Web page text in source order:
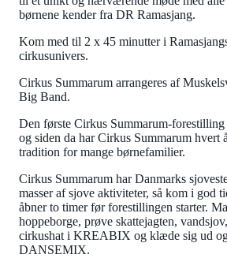
børnene kender fra DR Ramasjang.
Kom med til 2 x 45 minutter i
cirkusunivers.
Cirkus Summarum arrangeres af
Big Band.
Den første Cirkus Summarum-
og siden da har Cirkus Summarum hvert
tradition for mange børnefamilier.
Cirkus Summarum har Danmarks
masser af sjove aktiviteter, så kom i god
åbner to timer før forestillingen starter.
hoppeborge, prøve skattejagten,
cirkushat i KREABIX og klæde sig ud
DANSEMIX.